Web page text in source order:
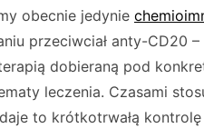
obecnie jedynie
przeciwciał anty-CD20 –
dobieraną pod
leczenia. Czasami
to krótkotrwałą